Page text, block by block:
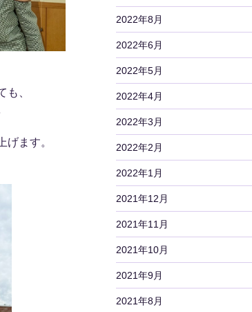
も、
げます。
2022年8月
2022年6月
2022年5月
2022年4月
2022年3月
2022年2月
2022年1月
2021年12月
2021年11月
2021年10月
2021年9月
2021年8月